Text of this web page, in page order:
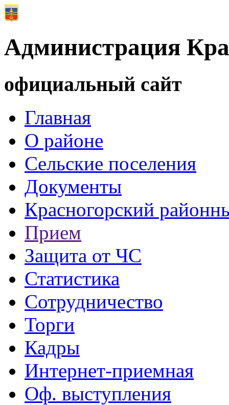
Администрация
официальный сайт
Главная
О районе
Сельские поселения
Документы
Красногорский
Прием
Защита от ЧС
Статистика
Сотрудничество
Торги
Кадры
Интернет-приемная
Оф. выступления